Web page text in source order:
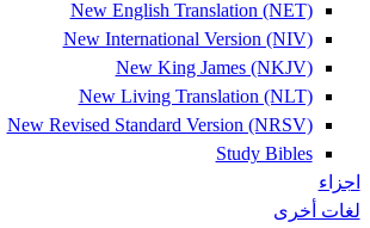
New English Translation (NET)
New International Version (NIV)
New King James (NKJV)
New Living Translation (NLT)
New Revised Standard Version (NRSV)
Study Bibles
اجزاء
لغات أخرى